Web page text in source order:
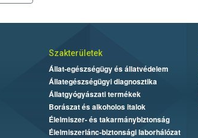
Szakterületek
Állat-egészségügy és állatvédelem
Állategészségügyi diagnosztika
Állatgyógyászati termékek
Borászat és alkoholos italok
Élelmiszer- és takarmánybiztonság
Élelmiszerlánc-biztonsági laborhálózat